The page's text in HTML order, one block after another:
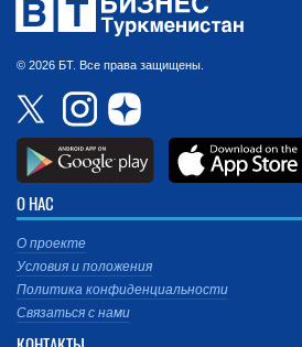
© 2026 БТ. Все права защищены.
О НАС
О проекте
Условия и положения
Политика конфиденциальности
Связаться с нами